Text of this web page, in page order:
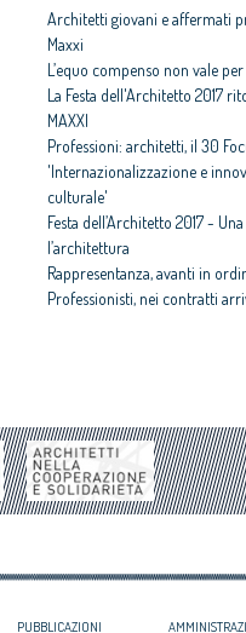
Architetti giovani e affermati
Maxxi
L’equo compenso non vale
La Festa dell'Architetto 2017
MAXXI
Professioni: architetti, il 30
'Internazionalizzazione e
culturale'
Festa dell’Architetto 2017 -
l’architettura
Rappresentanza, avanti in
Professionisti, nei contratti
degradate
Architetti: 'Comune e
svilito interesse pubblico'
PUBBLICAZIONI